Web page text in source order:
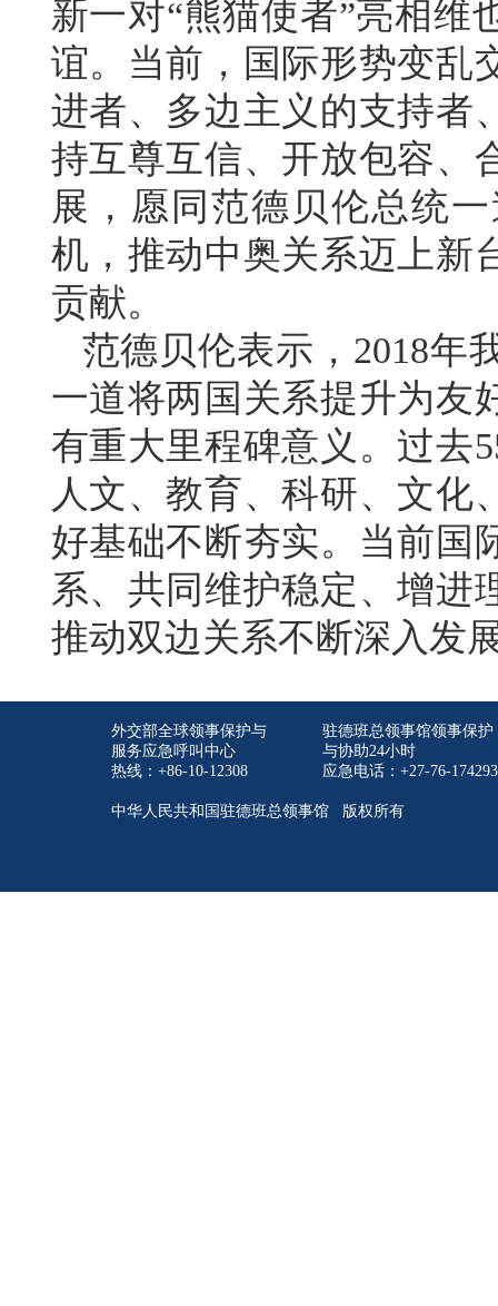
新一对“熊猫使者”亮相维
谊。当前，国际形势变乱
进者、多边主义的支持者
持互尊互信、开放包容、
展，愿同范德贝伦总统
机，推动中奥关系迈上新
贡献。
范德贝伦表示，2018年
一道将两国关系提升为友
有重大里程碑意义。过去
人文、教育、科研、文化
好基础不断夯实。当前国
系、共同维护稳定、增进
推动双边关系不断深入发
外交部全球领事保护与
服务应急呼叫中心
热线：+86-10-12308
驻德班总领事馆领事保护
与协助24小时
应急电话：+27-76-
中华人民共和国驻德班总领事馆 版权所有